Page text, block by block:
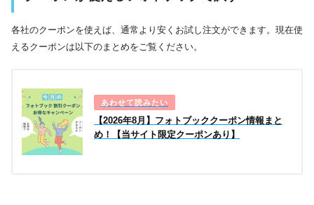
各社のクーポンを使えば、通常より安くお試し注文ができます。現在使
えるクーポンは以下のまとめをご覧ください。
【2026年8月】フォトブッククーポン情報まと
め！【当サイト限定クーポンあり】